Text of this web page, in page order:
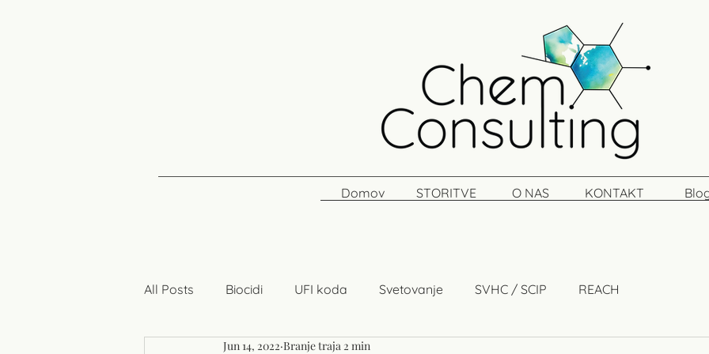
Domov STORITVE O NAS KONTAKT
All Posts Biocidi UFI koda Svetovanje SVHC / SCIP REACH
Jun 14, 2022 Branje traja 2 min